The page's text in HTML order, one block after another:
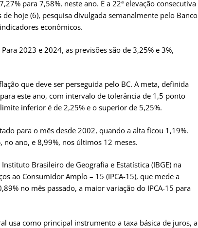
para 7,58%, neste ano. É a 22ª elevação consecutiva
hoje (6), pesquisa divulgada semanalmente pelo Banco
econômicos.
2023 e 2024, as previsões são de 3,25% e 3%,
que deve ser perseguida pelo BC. A meta, definida
este ano, com intervalo de tolerância de 1,5 ponto
inferior é de 2,25% e o superior de 5,25%.
para o mês desde 2002, quando a alta ficou 1,19%.
no ano, e 8,99%, nos últimos 12 meses.
Brasileiro de Geografia e Estatística (IBGE) na
ao Consumidor Amplo – 15 (IPCA-15), que mede a
no mês passado, a maior variação do IPCA-15 para
usa como principal instrumento a taxa básica de juros, a